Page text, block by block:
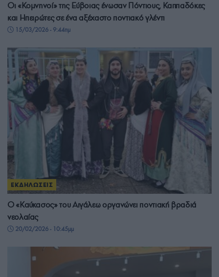
Οι «Κομνηνοί» της Εύβοιας ένωσαν Πόντιους, Καππαδόκες
και Ηπειρώτες σε ένα αξέχαστο ποντιακό γλέντι
15/03/2026 - 9:44πμ
ΕΚΔΗΛΩΣΕΙΣ
Ο «Καύκασος» του Αιγάλεω οργανώνει ποντιακή βραδιά
νεολαίας
20/02/2026 - 10:45μμ